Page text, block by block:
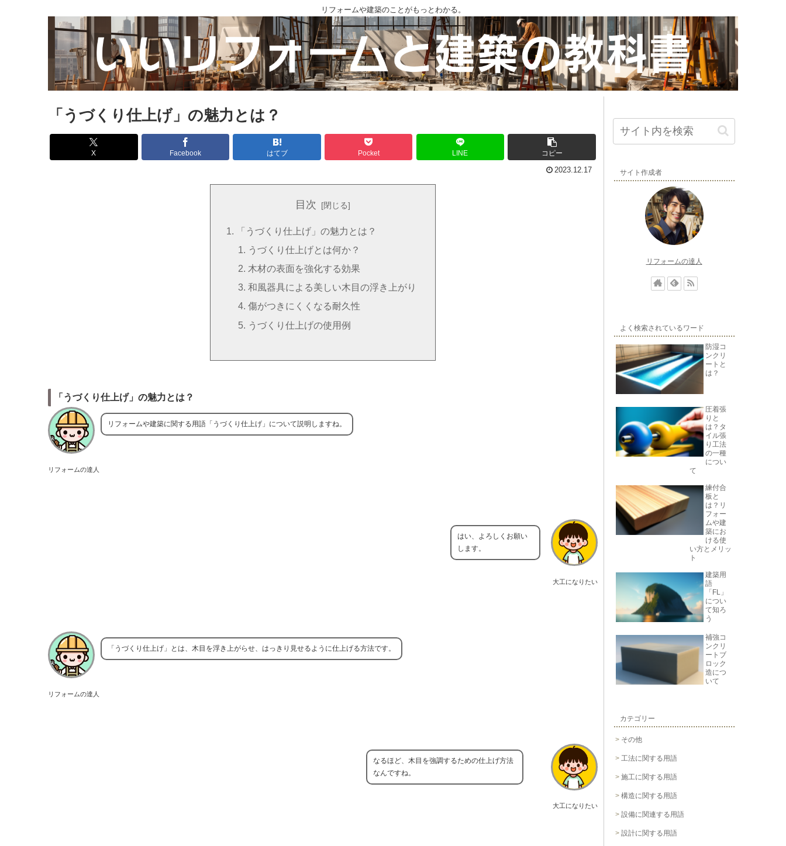
リフォームや建築のことがもっとわかる。
「うづくり仕上げ」の魅力とは？
X Facebook はてブ Pocket LINE コピー
2023.12.17
目次
「うづくり仕上げ」の魅力とは？
うづくり仕上げとは何か？
木材の表面を強化する効果
和風器具による美しい木目の浮き上がり
傷がつきにくくなる耐久性
うづくり仕上げの使用例
「うづくり仕上げ」の魅力とは？
リフォームの達人
リフォームや建築に関する用語「うづくり仕上げ」について説明しますね。
大工になりたい
はい、よろしくお願い
します。
リフォームの達人
「うづくり仕上げ」とは、木目を浮き上がらせ、はっきり見せるように仕上げる方法です。
大工になりたい
なるほど、木目を強調するための仕上げ方法
なんですね。
サイト作成者
リフォームの達人
よく検索されているワード
防湿コ
ンクリ
ートと
は？
圧着張
りと
は？タ
イル張
り工法
の一種
につい
て
練付合
板と
は？リ
フォー
ムや建
築にお
ける使
い方とメリッ
ト
建築用
語
「FL」
につい
て知ろ
う
補強コ
ンクリ
ートブ
ロック
造につ
いて
カテゴリー
その他
工法に関する用語
施工に関する用語
構造に関する用語
設備に関連する用語
設計に関する用語